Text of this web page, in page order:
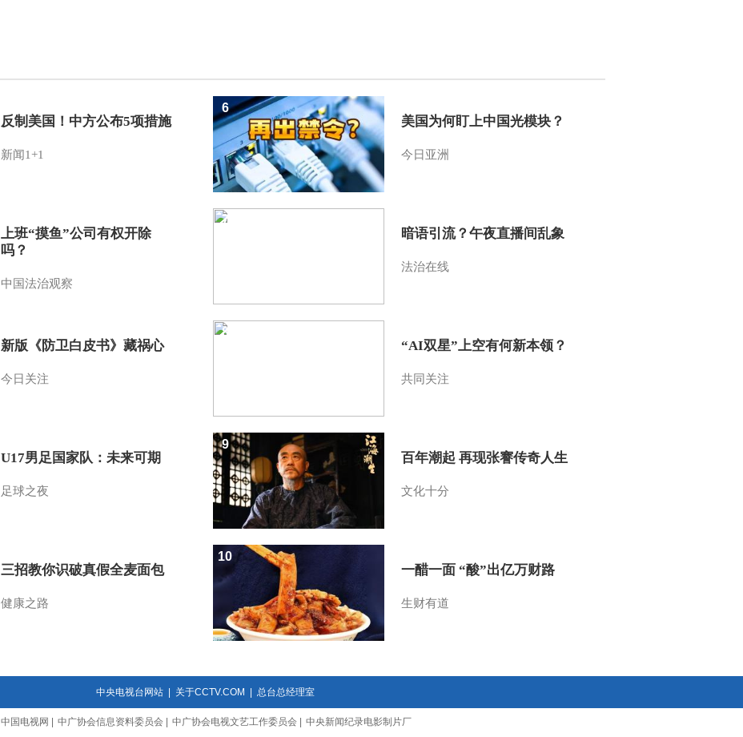
2013-03-14 00:04:23
《音乐快递》 20130227
2013-02-06 08:22:58
反制美国！中方公布5项措施
新闻1+1
上班“摸鱼”公司有权开除
吗？
中国法治观察
新版《防卫白皮书》藏祸心
今日关注
U17男足国家队：未来可期
足球之夜
三招教你识破真假全麦面包
健康之路
美国为何盯上中国光模块？
今日亚洲
6
暗语引流？午夜直播间乱象
法治在线
7
“AI双星”上空有何新本领？
共同关注
8
百年潮起 再现张謇传奇人生
文化十分
9
一醋一面 “酸”出亿万财路
生财有道
10
中央电视台网站| 关于CCTV.COM 总台总经理室
中国电视网 中广协会信息资料委员会 中广协会电视文艺工作委员会 中央新闻纪录电影制片厂